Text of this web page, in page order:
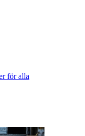
för alla